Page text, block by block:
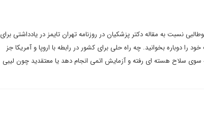
نسبت به مقاله دکتر پزشکیان در روزنامه تهران تایمز در یادداشتی برای
می نویسد: انصافا بند ۴ و ۵ مطلب خود را دوباره بخوانید. چه راه حلی برای کشور در رابطه با اروپا و آمریکا جز
به سوی سلاح هسته ای رفته و آزمایش اتمی انجام دهد یا معتقدید چون لیبی